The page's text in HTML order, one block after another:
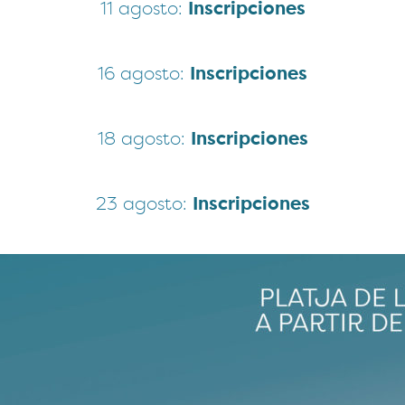
11 agosto: Inscripciones
16 agosto: Inscripciones
18 agosto: Inscripciones
23 agosto: Inscripciones